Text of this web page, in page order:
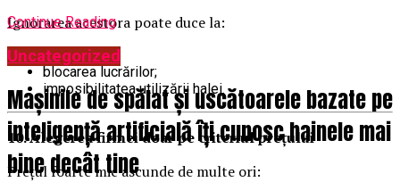
Ignorarea acestora poate duce la:
amenzi;
blocarea lucrărilor;
imposibilitatea utilizării halei.
10. Alegerea firmei doar pe criteriul prețului
Prețul foarte mic ascunde de multe ori:
Continue Reading
Uncategorized
Mașinile de spălat și uscătoarele bazate pe
inteligență artificială îți cunosc hainele mai
bine decât tine